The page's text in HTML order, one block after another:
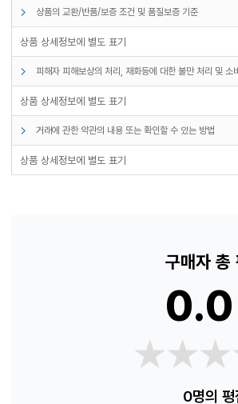
상품의 교환/반품/보증 조건 및 품질보증 기준
상품 상세정보에 별도 표기
피해자 피해보상의 처리, 재화등에 대한 불만 처리 및
상품 상세정보에 별도 표기
거래에 관한 약관의 내용 또는 확인할 수 있는 방법
상품 상세정보에 별도 표기
구매자 총
0.0
0명의 평